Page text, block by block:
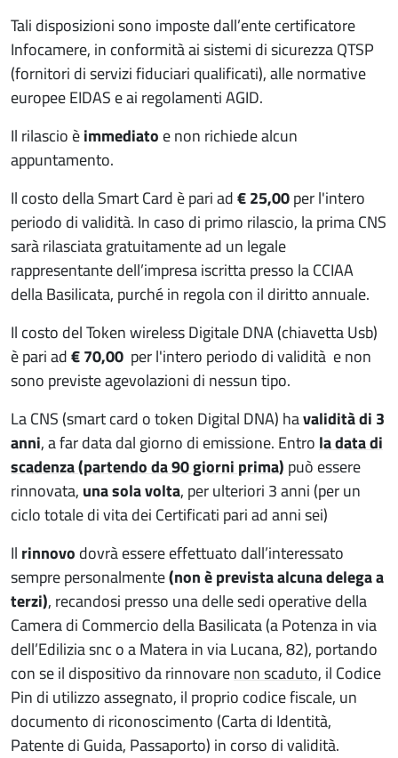
Tali disposizioni sono imposte dall’ente certificatore
Infocamere, in conformità ai sistemi di sicurezza QTSP
(fornitori di servizi fiduciari qualificati), alle normative
europee EIDAS e ai regolamenti AGID.
Il rilascio èimmediatoe non richiede alcun
appuntamento.
Il costo della Smart Card è pari ad€ 25,00per l'intero
periodo di validità. In caso di primo rilascio, la prima CNS
sarà rilasciata gratuitamente ad un legale
rappresentante dell’impresa iscritta presso la CCIAA
della Basilicata, purché in regola con il diritto annuale.
Il costo del Token wireless Digitale DNA (chiavetta Usb)
è pari ad€ 70,00 per l'intero periodo di validità e non
sono previste agevolazioni di nessun tipo.
La CNS (smart card o token Digital DNA) havalidità di 3
anni, a far data dal giorno di emissione. Entro la data di
scadenza (partendo da 90 giorni prima) può essere
rinnovata, una sola volta, per ulteriori 3 anni (per un
ciclo totale di vita dei Certificati pari ad anni sei)
Il rinnovodovrà essere effettuato dall’interessato
sempre personalmente(non è prevista alcuna delega a
terzi), recandosi presso una delle sedi operative della
Camera di Commercio della Basilicata (a Potenza in via
dell’Edilizia snc o a Matera in via Lucana, 82), portando
con se il dispositivo da rinnovarenon scaduto, il Codice
Pin di utilizzo assegnato, il proprio codice fiscale, un
documento di riconoscimento (Carta di Identità,
Patente di Guida, Passaporto) in corso di validità.